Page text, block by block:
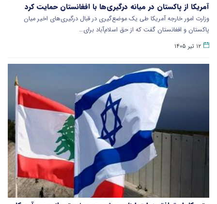
آمریکا از پاکستان در میانه درگیری‌ها با افغانستان حمایت کرد
وزارت امور خارجه آمریکا طی یک موضع‌گیری در قبال درگیری‌های اخیر میان
پاکستان و افغانستان گفت که از حق اسلام‌آباد برای…
۱۲ تیر ۱۴۰۵